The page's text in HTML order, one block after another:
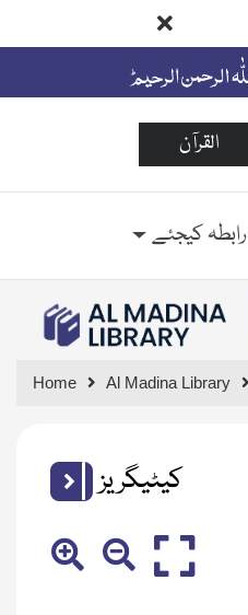
القرآن
رابطہ کیجئے
Home Al Madina Library
کیٹیگریز